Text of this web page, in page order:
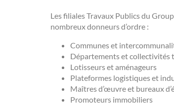
Les filiales Travaux Publics du
nombreux donneurs d’ordre :
Communes et
Départements et collectivités
Lotisseurs et aménageurs
Plateformes logistiques et
Maîtres d’œuvre et bureaux
Promoteurs immobiliers